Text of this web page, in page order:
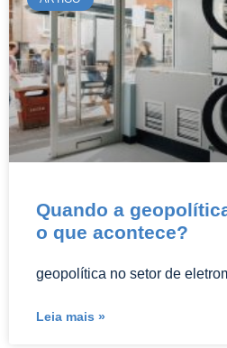
Quando a
o que acontece?
geopolítica no setor de
Leia mais »